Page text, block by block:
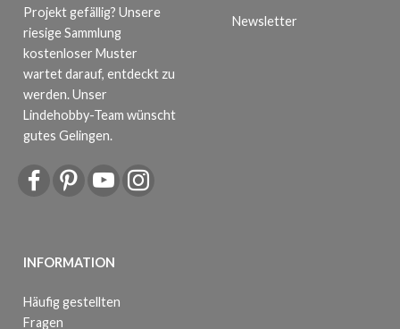
Projekt gefällig? Unsere
riesige Sammlung
kostenloser Muster
wartet darauf, entdeckt zu
werden. Unser
Lindehobby-Team wünscht
gutes Gelingen.
INFORMATION
Häufig gestellten
Fragen
Newsletter